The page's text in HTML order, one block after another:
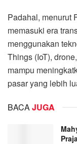
Padahal, menurut
memasuki era
menggunakan
Things (IoT),
mampu
pasar yang lebih
BACA JUGA